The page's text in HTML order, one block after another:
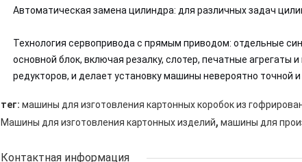
Автоматическая замена цилиндра: для различных задач
Технология сервопривода с прямым приводом: отдельные
основной блок, включая резалку, слотер, печатные
редукторов, и делает установку машины невероятно точной и
тег: машины для изготовления картонных коробок из
Машины для изготовления картонных изделий, машины для
Контактная информация